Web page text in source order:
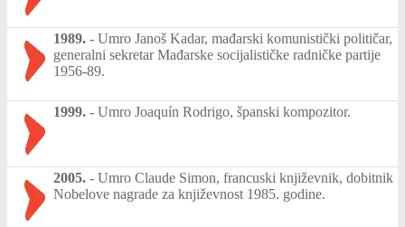
1989. - Umro Janoš Kadar, mađarski komunistički političar,
generalni sekretar Mađarske socijalističke radničke partije
1956-89.
1999. - Umro Joaquín Rodrigo, španski kompozitor.
2005. - Umro Claude Simon, francuski književnik, dobitnik
Nobelove nagrade za književnost 1985. godine.